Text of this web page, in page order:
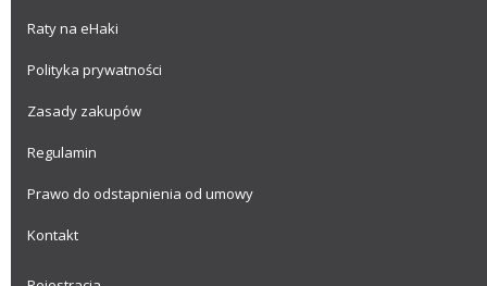
Raty na eHaki
Polityka prywatności
Zasady zakupów
Regulamin
Prawo do odstapnienia od umowy
Kontakt